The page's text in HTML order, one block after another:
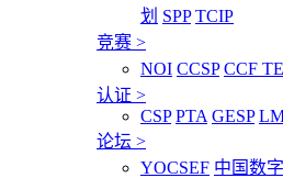
划 SPP TCIP
竞赛 >
NOI CCSP CCF
认证 >
CSP PTA GESP
论坛 >
YOCSEF 中国数